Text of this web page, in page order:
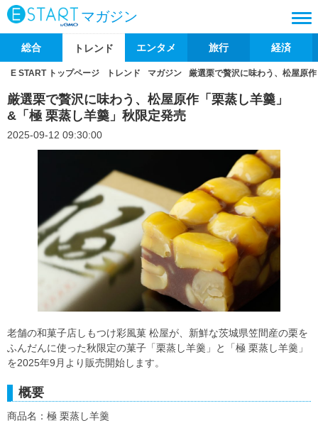
マガジン
総合 トレンド エンタメ 旅行 経済
E START トップページ トレンド マガジン 厳選栗で贅沢に味わう、松屋原
厳選栗で贅沢に味わう、松屋原作「栗蒸し羊羹」
&「極 栗蒸し羊羹」秋限定発売
2025-09-12 09:30:00
老舗の和菓子店しもつけ彩風菓 松屋が、新鮮な茨城県笠間産の栗を
ふんだんに使った秋限定の菓子「栗蒸し羊羹」と「極 栗蒸し羊羹」
を2025年9月より販売開始します。
概要
商品名：極 栗蒸し羊羹